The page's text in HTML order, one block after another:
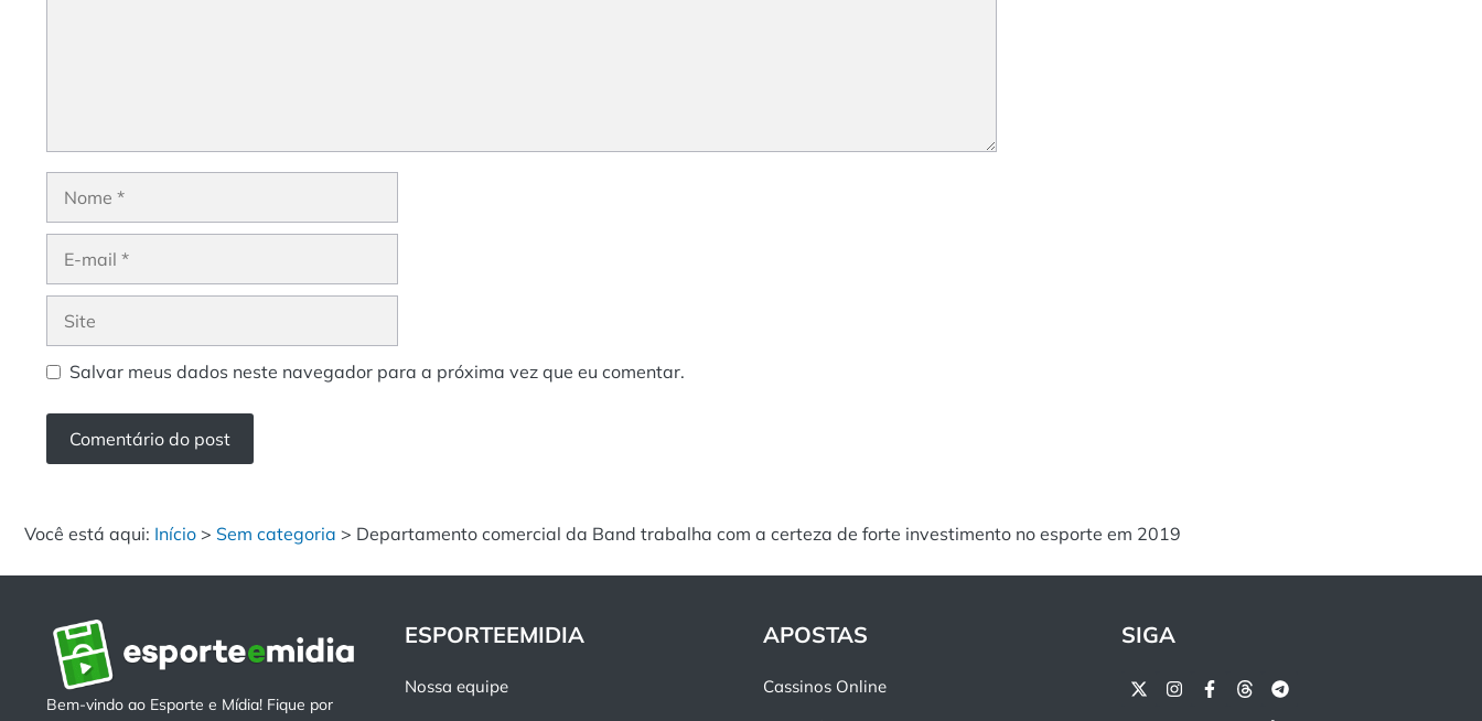
Nome
Site
Salvar meus dados neste navegador para a próxima vez que eu comentar.
Você está aqui: Início > Sem categoria > Departamento comercial da Band trabalha com a certeza de forte investimento no esporte em 2019
Bem-vindo ao Esporte e Mídia! Fique por
ESPORTEEMIDIA
Nossa equipe
APOSTAS
Cassinos Online
SIGA